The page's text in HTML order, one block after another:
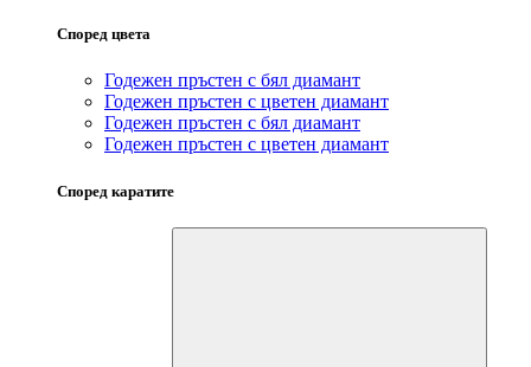
Според цвета
Годежен пръстен с бял диамант
Годежен пръстен с цветен диамант
Годежен пръстен с бял диамант
Годежен пръстен с цветен диамант
Според каратите